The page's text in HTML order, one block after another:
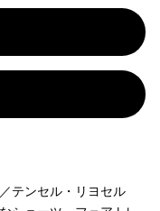
テンセル・リヨセル